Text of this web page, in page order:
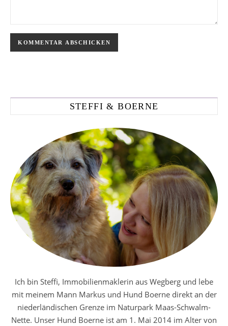
STEFFI & BOERNE
Ich bin Steffi, Immobilienmaklerin aus Wegberg und lebe
mit meinem Mann Markus und Hund Boerne direkt an der
niederländischen Grenze im Naturpark Maas-Schwalm-
Nette. Unser Hund Boerne ist am 1. Mai 2014 im Alter von